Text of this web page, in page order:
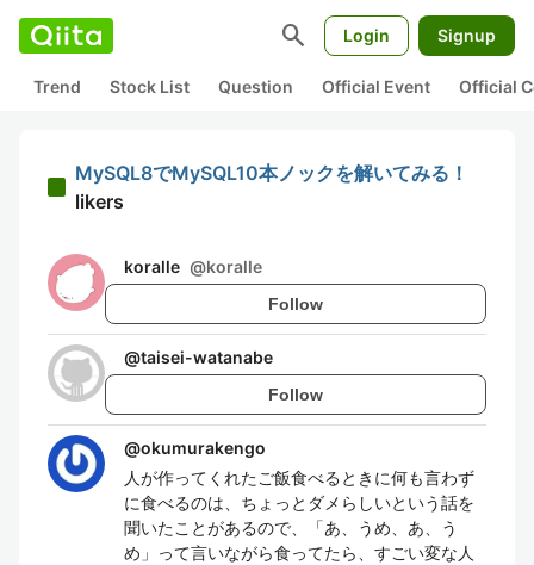
search Login Signup
Trend Stock List Question Official Event Official
MySQL8でMySQL10本ノックを解いてみる！
likers
koralle @koralle
Follow
@taisei-watanabe
Follow
@okumurakengo
人が作ってくれたご飯食べるときに何も言わず
に食べるのは、ちょっとダメらしいという話を
聞いたことがあるので、「あ、うめ、あ、う
め」って言いながら食ってたら、すごい変な人